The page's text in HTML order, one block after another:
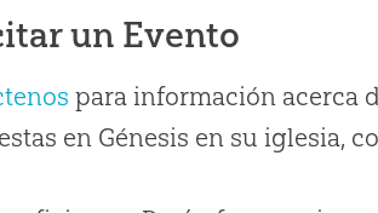
un Evento
para información acerca
en Génesis en su iglesia,